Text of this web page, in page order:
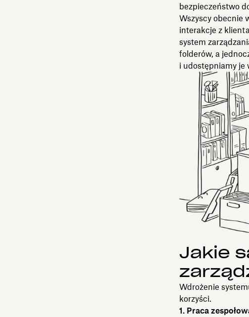
bezpieczeństwo
Wszyscy obecnie
interakcje z
system
folderów, a
i udostępniamy je
Jakie
Wdrożenie
korzyści.
1. Praca